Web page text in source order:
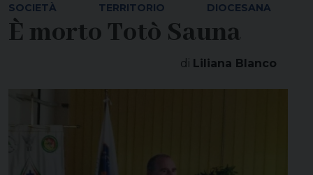
SOCIETÀ
TERRITORIO
DIOCESANA
È morto Totò Sauna
di Liliana Blanco